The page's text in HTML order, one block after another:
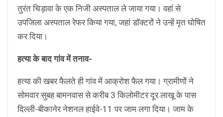
तुरंत चिड़ावा के एक निजी अस्पताल ले जाया गया। वहां से
उपजिला अस्पताल रेफर किया गया, जहां डॉक्टरों ने उन्हें मृत घोषित
कर दिया।
हत्या के बाद गांव में तनाव-
हत्या की खबर फैलते ही गांव में आक्रोश फैल गया। ग्रामीणों ने
सोमवार सुबह बामनवास से करीब 3 किलोमीटर दूर लाखू के पास
दिल्ली-बीकानेर नेशनल हाईवे-11 पर जाम लगा दिया। जाम के